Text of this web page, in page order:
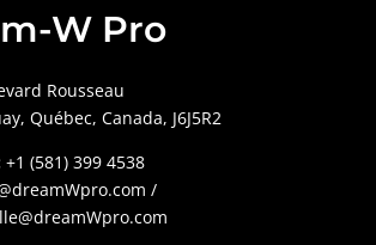
W Pro
Rousseau
Québec, Canada, J6J5R2
+1 (581) 399 4538
/